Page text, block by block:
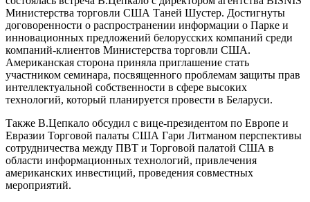
Министерства торговли США Таней Шустер. Достигнуты
договоренности о распространении информации о Парке и
инновационных предложений белорусских компаний среди
компаний-клиентов Министерства торговли США.
Американская сторона приняла приглашение стать
участником семинара, посвященного проблемам защиты прав
интеллектуальной собственности в сфере высоких
технологий, который планируется провести в Беларуси.
Также В.Цепкало обсудил с вице-президентом по Европе и
Евразии Торговой палаты США Гари Литманом перспективы
сотрудничества между ПВТ и Торговой палатой США в
области информационных технологий, привлечения
американских инвестиций, проведения совместных
мероприятий.